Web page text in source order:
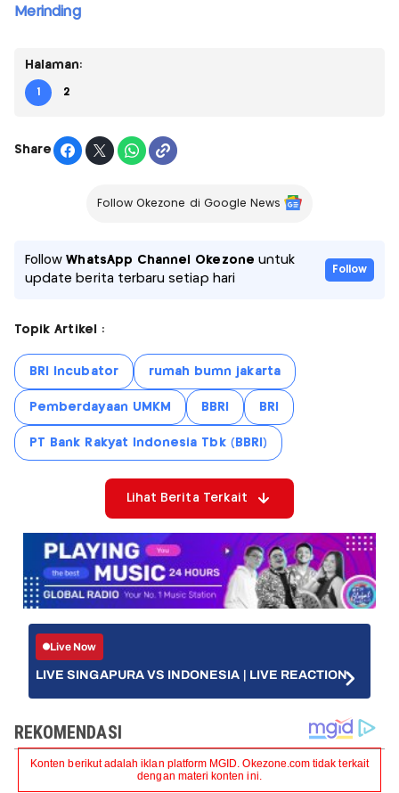
Merinding
Halaman:
1 2
Share
Follow Okezone di Google News
FollowWhatsApp Channel Okezone untuk
update berita terbaru setiap hari
Follow
Topik Artikel :
BRI Incubator rumah bumn jakarta
Pemberdayaan UMKM BBRI BRI
PT Bank Rakyat Indonesia Tbk (BBRI)
Lihat Berita Terkait
Live Now
LIVE SINGAPURA VS INDONESIA | LIVE REACTION